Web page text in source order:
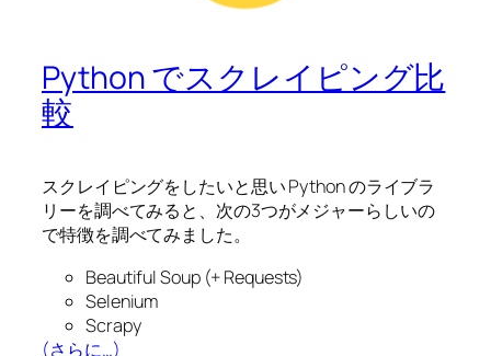
Python でスクレイピング比
較
スクレイピングをしたいと思い Python のライブラ
リーを調べてみると、次の3つがメジャーらしいの
で特徴を調べてみました。
Beautiful Soup (+ Requests)
Selenium
Scrapy
(さらに…)